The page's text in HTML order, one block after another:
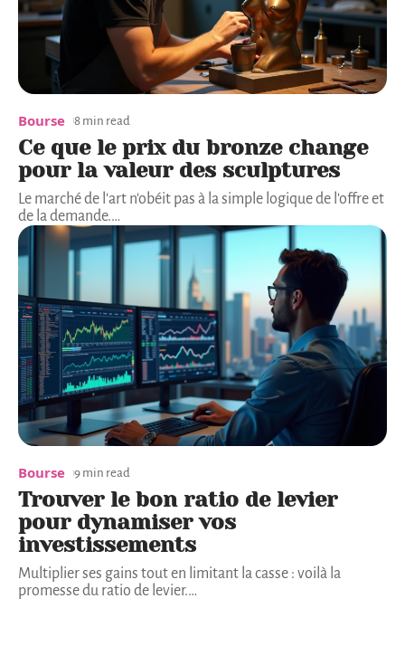
Bourse 8 min read
Ce que le prix du bronze change
pour la valeur des sculptures
Le marché de l'art n'obéit pas à la simple logique de l'offre et
de la demande.…
Bourse 9 min read
Trouver le bon ratio de levier
pour dynamiser vos
investissements
Multiplier ses gains tout en limitant la casse : voilà la
promesse du ratio de levier.…